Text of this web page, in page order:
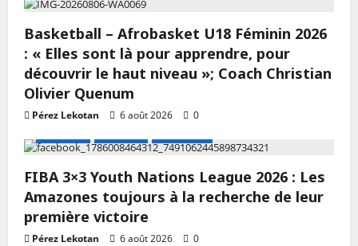
Basketball – Afrobasket U18 Féminin 2026
: « Elles sont là pour apprendre, pour
découvrir le haut niveau »; Coach Christian
Olivier Quenum
Pérez Lekotan 6 août 2026
0
FIBA 3×3 Youth Nations League 2026 : Les
Amazones toujours à la recherche de leur
première victoire
Pérez Lekotan 6 août 2026 0